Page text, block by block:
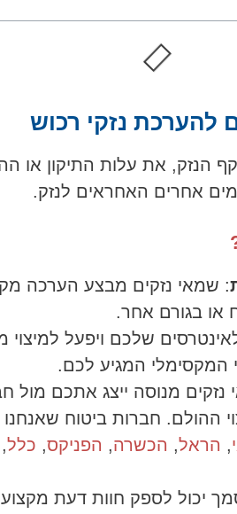
להערכת נזקי רכוש
הנזק, את עלות התיקון או
אחרים האחראים לנזק.
: שמאי נזקים מבצע הערכה
או בגורם אחר.
שלכם ויפעל למיצוי
המקסימלי המגיע לכם.
נזקים מנוסה ייצג אתכם מול
ההולם. חברות ביטוח שאנחנו
, הראל, הכשרה, הפניקס, כלל,
יכול לספק חוות דעת